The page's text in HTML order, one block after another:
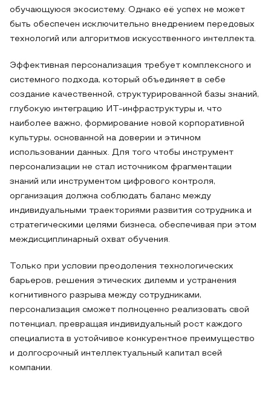
обучающуюся экосистему. Однако её успех не может
быть обеспечен исключительно внедрением передовых
технологий или алгоритмов искусственного интеллекта.
Эффективная персонализация требует комплексного и
системного подхода, который объединяет в себе
создание качественной, структурированной базы знаний,
глубокую интеграцию ИТ-инфраструктуры и, что
наиболее важно, формирование новой корпоративной
культуры, основанной на доверии и этичном
использовании данных. Для того чтобы инструмент
персонализации не стал источником фрагментации
знаний или инструментом цифрового контроля,
организация должна соблюдать баланс между
индивидуальными траекториями развития сотрудника и
стратегическими целями бизнеса, обеспечивая при этом
междисциплинарный охват обучения.
Только при условии преодоления технологических
барьеров, решения этических дилемм и устранения
когнитивного разрыва между сотрудниками,
персонализация сможет полноценно реализовать свой
потенциал, превращая индивидуальный рост каждого
специалиста в устойчивое конкурентное преимущество
и долгосрочный интеллектуальный капитал всей
компании.